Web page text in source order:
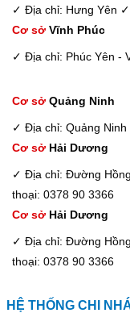
✓ Địa chỉ: Hưng Yên
Cơ sở Vĩnh Phúc
✓ Địa chỉ: Phúc Yên -
Cơ sở Quảng Ninh
✓ Địa chỉ: Quảng Ninh
Cơ sở Hải Dương
✓ Địa chỉ: Đường
thoại: 0378 90 3366
Cơ sở Hải Dương
✓ Địa chỉ: Đường
thoại: 0378 90 3366
HỆ THỐNG CHI